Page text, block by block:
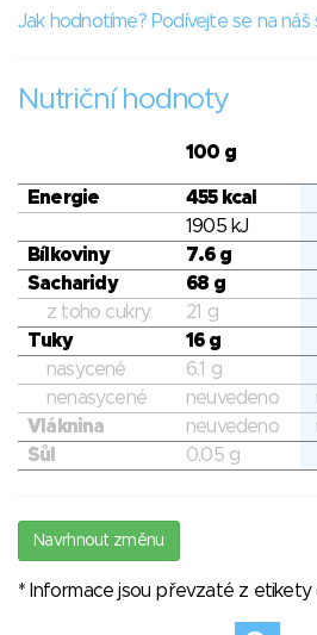
Jak hodnotíme? Podívejte se na náš
Nutriční hodnoty
100 g
Energie 455 kcal
1905 kJ
Bílkoviny
7.6 g
Sacharidy
68 g
z toho cukry
21 g
Tuky
16 g
nasycené
6.1 g
nenasycené
neuvedeno
Vláknina
neuvedeno
Sůl
0.05 g
Navrhnout změnu
* Informace jsou převzaté z etikety